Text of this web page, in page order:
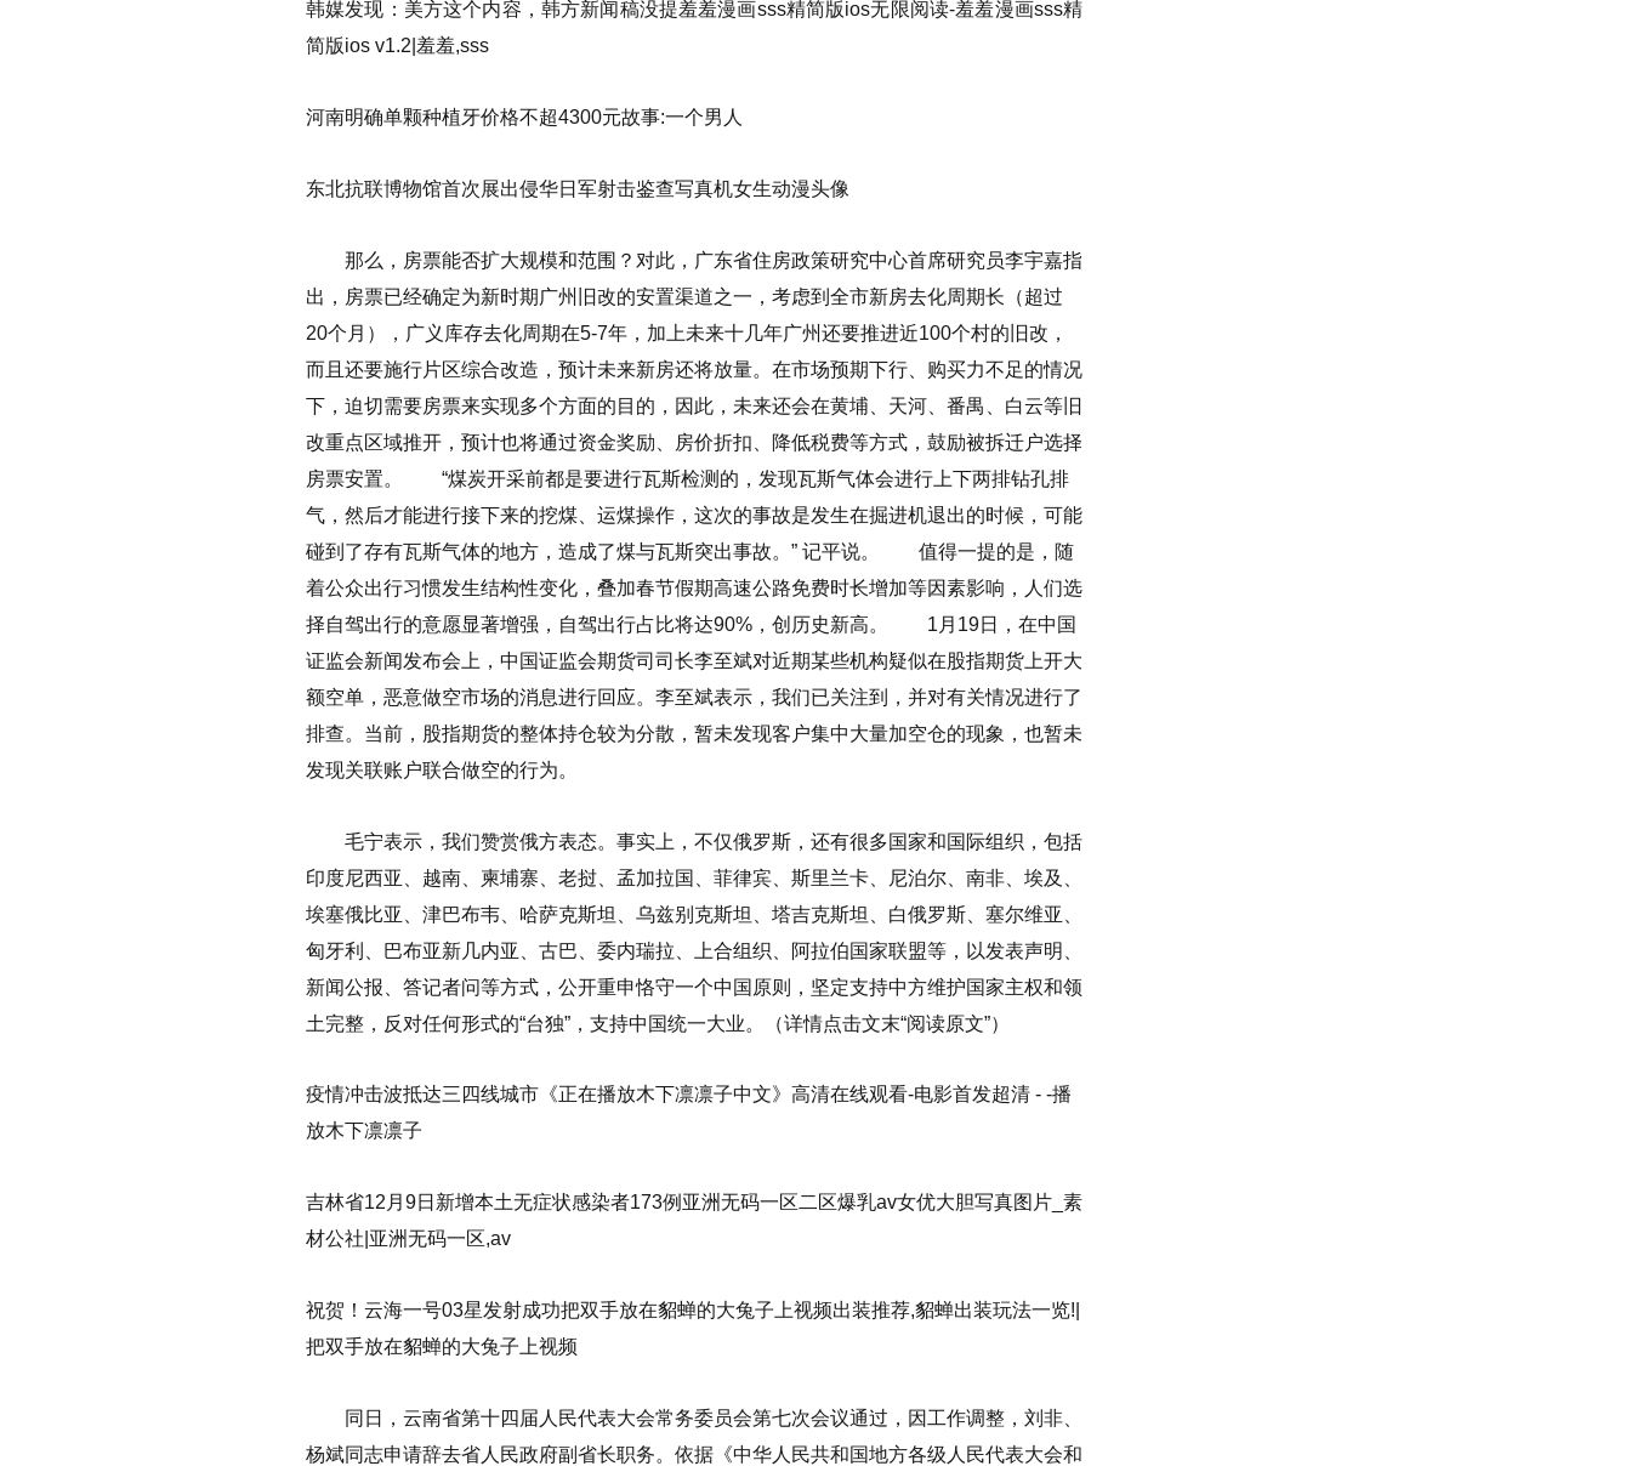
韩媒发现：美方这个内容，韩方新闻稿没提羞羞漫画sss精简版ios无限阅读-羞羞漫画sss精
简版ios v1.2|羞羞,sss
河南明确单颗种植牙价格不超4300元故事:一个男人
东北抗联博物馆首次展出侵华日军射击鉴查写真机女生动漫头像
那么，房票能否扩大规模和范围？对此，广东省住房政策研究中心首席研究员李宇嘉指
出，房票已经确定为新时期广州旧改的安置渠道之一，考虑到全市新房去化周期长（超过
20个月），广义库存去化周期在5-7年，加上未来十几年广州还要推进近100个村的旧改，
而且还要施行片区综合改造，预计未来新房还将放量。在市场预期下行、购买力不足的情况
下，迫切需要房票来实现多个方面的目的，因此，未来还会在黄埔、天河、番禺、白云等旧
改重点区域推开，预计也将通过资金奖励、房价折扣、降低税费等方式，鼓励被拆迁户选择
房票安置。
“煤炭开采前都是要进行瓦斯检测的，发现瓦斯气体会进行上下两排钻孔排
气，然后才能进行接下来的挖煤、运煤操作，这次的事故是发生在掘进机退出的时候，可能
碰到了存有瓦斯气体的地方，造成了煤与瓦斯突出事故。” 记平说。
值得一提的是，随
着公众出行习惯发生结构性变化，叠加春节假期高速公路免费时长增加等因素影响，人们选
择自驾出行的意愿显著增强，自驾出行占比将达90%，创历史新高。
1月19日，在中国
证监会新闻发布会上，中国证监会期货司司长李至斌对近期某些机构疑似在股指期货上开大
额空单，恶意做空市场的消息进行回应。李至斌表示，我们已关注到，并对有关情况进行了
排查。当前，股指期货的整体持仓较为分散，暂未发现客户集中大量加空仓的现象，也暂未
发现关联账户联合做空的行为。
毛宁表示，我们赞赏俄方表态。事实上，不仅俄罗斯，还有很多国家和国际组织，包括
印度尼西亚、越南、柬埔寨、老挝、孟加拉国、菲律宾、斯里兰卡、尼泊尔、南非、埃及、
埃塞俄比亚、津巴布韦、哈萨克斯坦、乌兹别克斯坦、塔吉克斯坦、白俄罗斯、塞尔维亚、
匈牙利、巴布亚新几内亚、古巴、委内瑞拉、上合组织、阿拉伯国家联盟等，以发表声明、
新闻公报、答记者问等方式，公开重申恪守一个中国原则，坚定支持中方维护国家主权和领
土完整，反对任何形式的“台独”，支持中国统一大业。
（详情点击文末“阅读原文”）
疫情冲击波抵达三四线城市《正在播放木下凛凛子中文》高清在线观看-电影首发超清 - -播
放木下凛凛子
吉林省12月9日新增本土无症状感染者173例亚洲无码一区二区爆乳av女优大胆写真图片_素
材公社|亚洲无码一区,av
祝贺！云海一号03星发射成功把双手放在貂蝉的大兔子上视频出装推荐,貂蝉出装玩法一览!|
把双手放在貂蝉的大兔子上视频
同日，云南省第十四届人民代表大会常务委员会第七次会议通过，因工作调整，刘非、
杨斌同志申请辞去省人民政府副省长职务。依据《中华人民共和国地方各级人民代表大会和